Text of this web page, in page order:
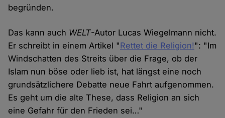
begründen.
Das kann auch WELT-Autor Lucas Wiegelmann nicht.
Er schreibt in einem Artikel "Rettet die Religion!": "Im
Windschatten des Streits über die Frage, ob der
Islam nun böse oder lieb ist, hat längst eine noch
grundsätzlichere Debatte neue Fahrt aufgenommen.
Es geht um die alte These, dass Religion an sich
eine Gefahr für den Frieden sei…"